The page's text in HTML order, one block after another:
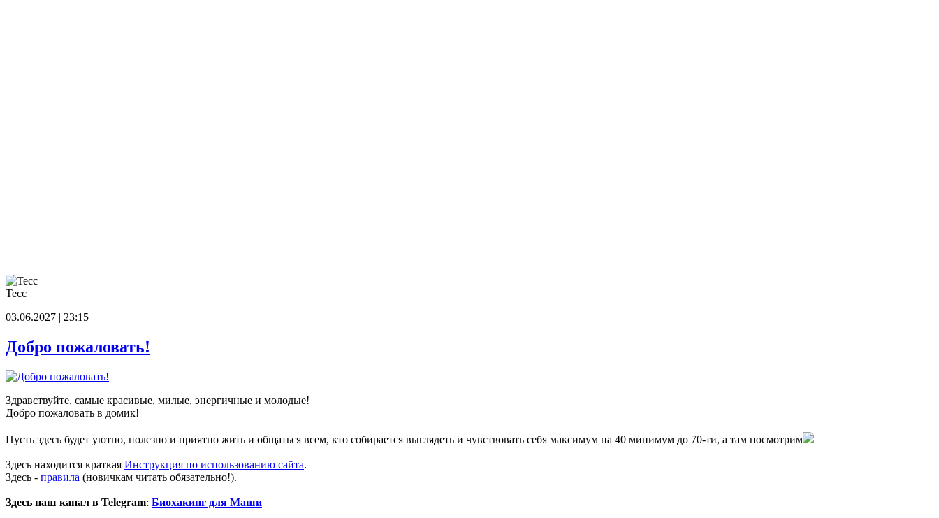
Тесс
03.06.2027 | 23:15
Добро пожаловать!
Здравствуйте, самые красивые, милые, энергичные и молодые!
Добро пожаловать в домик!
Пусть здесь будет уютно, полезно и приятно жить и общаться всем, кто собирается выглядеть и чувствовать себя максимум на 40 минимум до 70-ти, а там посмотрим
Здесь находится краткая Инструкция по использованию сайта.
Здесь - правила (новичкам читать обязательно!).
Здесь наш канал в Telegram: Биохакинг для Маши